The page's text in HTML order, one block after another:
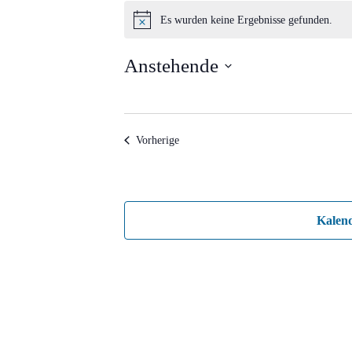
Veranstaltungen
Hinweis
Es wurden keine Ergebnisse gefunden.
Anstehende
VorherigeVeranstaltungen